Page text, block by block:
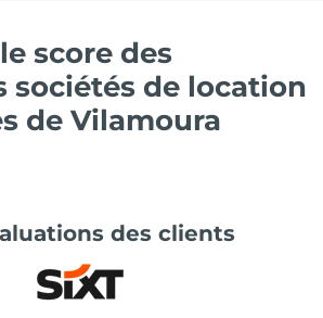
score des
sociétés de location
de Vilamoura
des clients